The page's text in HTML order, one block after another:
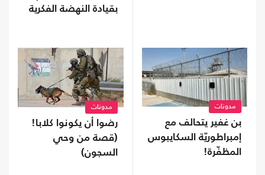
بقيادة النهضة الفكرية
مدونات
بن غفير يتحالف مع
إمبراطوريّة السكايبوس
المظفّرة!
مدونات
رضوا أن يكونوا كلابا!
(قصة من وحي
السجون)